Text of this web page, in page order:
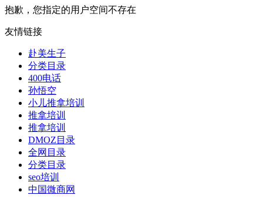
抱歉，您指定的用户空间不存在
友情链接
赴美生子
分类目录
400电话
孙悟空
小儿推拿培训
推拿培训
推拿培训
DMOZ目录
全网目录
分类目录
seo培训
中国微商网